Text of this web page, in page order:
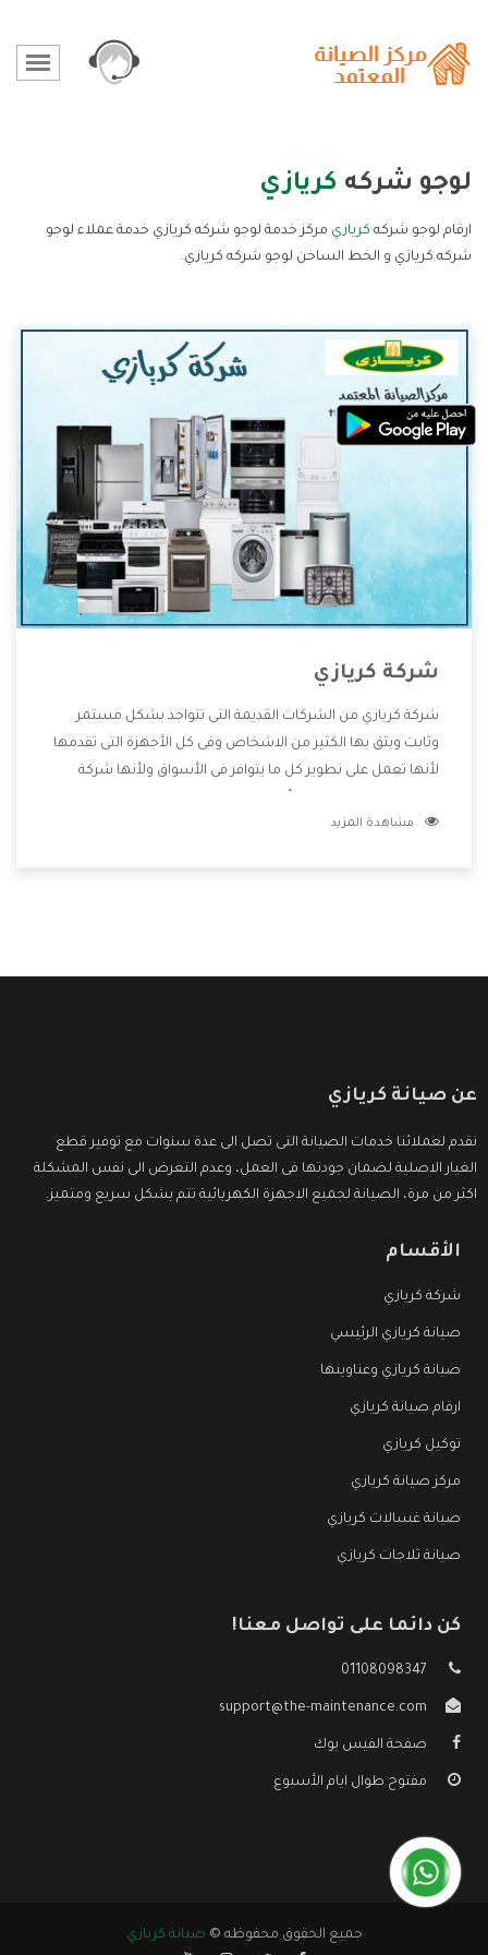
لوجو شركه كريازي
ارقام لوجو شركه كريازي مركز خدمة لوجو شركه كريازي خدمة عملاء لوجو
شركه كريازي و الخط الساخن لوجو شركه كريازي.
شركة كريازي
شركة كريازي من الشركات القديمة التى تتواجد بشكل مستمر
وثابت ويثق بها الكثير من الاشخاص وفى كل الأجهزة التى تقدمها
لأنها تعمل على تطوير كل ما يتوافر فى الأسواق ولأنها شركة
وتقدم للعملاء أقوى العروض والخصومات التى تسهل على
مشاهدة المزيد
عن صيانة كريازي
نقدم لعملائنا خدمات الصيانة التى تصل الى عدة سنوات مع توفير قطع
الغيار الاصلية لضمان جودتها فى العمل، وعدم التعرض الى نفس المشكلة
اكثر من مرة، الصيانة لجميع الاجهزة الكهربائية تتم بشكل سريع ومتميز.
الأقسام
شركة كريازي
صيانة كريازي الرئيسي
صيانة كريازي وعناوينها
ارقام صيانة كريازي
توكيل كريازي
مركز صيانة كريازي
صيانة غسالات كريازي
صيانة ثلاجات كريازي
كن دائما على تواصل معنا!
01108098347
support@the-maintenance.com
صفحة الفيس بوك
مفتوح طوال ايام الأسبوع
جميع الحقوق محفوظه © صيانة كريازي